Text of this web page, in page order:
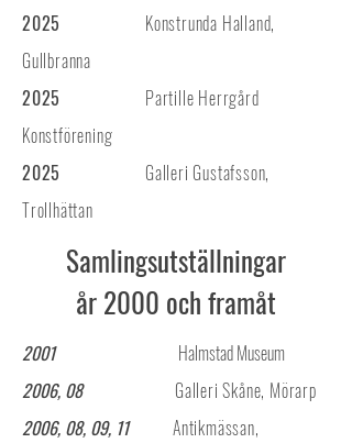
2025 Konstrunda Halland,
Gullbranna
2025 Partille Herrgård
Konstförening
2025 Galleri Gustafsson,
Trollhättan
Samlingsutställningar
år 2000 och framåt
2001 Halmstad Museum
2006, 08 Galleri Skåne, Mörarp
2006, 08, 09, 11 Antikmässan,